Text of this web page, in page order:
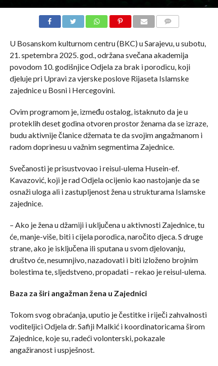
U Bosanskom kulturnom centru (BKC) u Sarajevu, u subotu,
21. spetembra 2025. god., održana svečana akademija
povodom 10. godišnjice Odjela za brak i porodicu, koji
djeluje pri Upravi za vjerske poslove Rijaseta Islamske
zajednice u Bosni i Hercegovini.
Ovim programom je, između ostalog, istaknuto da je u
proteklih deset godina otvoren prostor ženama da se izraze,
budu aktivnije članice džemata te da svojim angažmanom i
radom doprinesu u važnim segmentima Zajednice.
Svečanosti je prisustvovao i reisul-ulema Husein-ef.
Kavazović, koji je rad Odjela ocijenio kao nastojanje da se
osnaži uloga ali i zastupljenost žena u strukturama Islamske
zajednice.
– Ako je žena u džamiji i uključena u aktivnosti Zajednice, tu
će, manje-više, biti i cijela porodica, naročito djeca. S druge
strane, ako je isključena ili sputana u svom djelovanju,
društvo će, nesumnjivo, nazadovati i biti izloženo brojnim
bolestima te, sljedstveno, propadati – rekao je reisul-ulema.
Baza za širi angažman žena u Zajednici
Tokom svog obraćanja, uputio je čestitke i riječi zahvalnosti
voditeljici Odjela dr. Safiji Malkić i koordinatoricama širom
Zajednice, koje su, radeći volonterski, pokazale
angažiranost i uspješnost.